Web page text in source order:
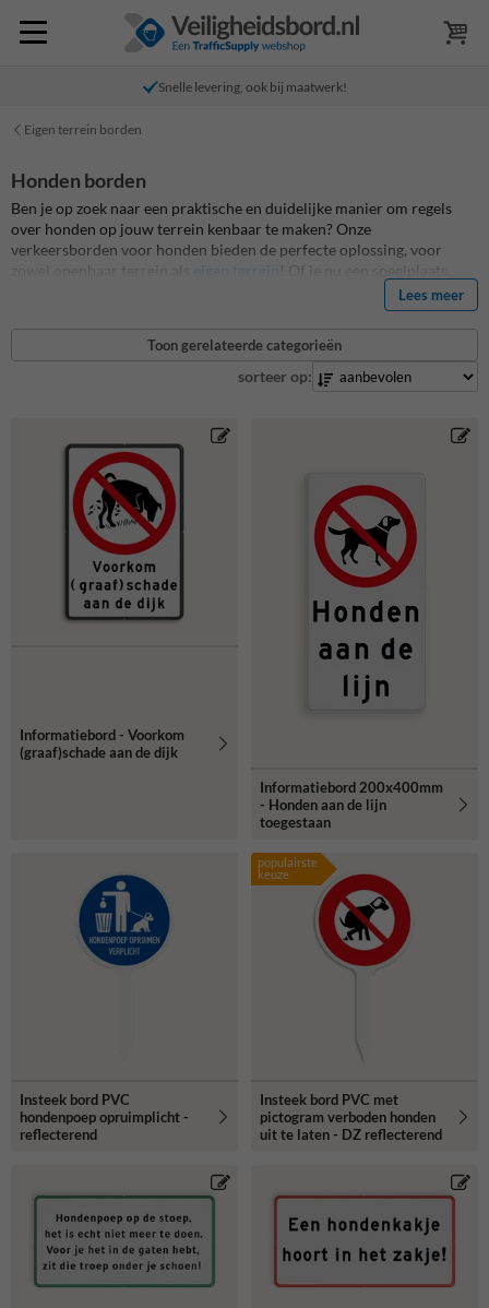
Snelle levering, ook bij maatwerk!
Eigen terrein borden
Honden borden
Ben je op zoek naar een praktische en duidelijke manier om regels
over honden op jouw terrein kenbaar te maken? Onze
verkeersborden voor honden bieden de perfecte oplossing, voor
zowel openbaar terrein als
eigen terrein
! Of je nu een speelplaats,
park, of bedrijfsterrein wilt beveiligen, deze borden zorgen ervoor
dat de regels voor iedereen duidelijk zijn. Bij ons kun je deze borden
niet alleen kopen, maar ook volledig personaliseren, zodat ze perfect
aansluiten bij jouw situatie. Onze honden borden zijn in de meeste
gevallen uitgevoerd als echt verkeersbord met dubbel omgezette
Lees meer
Toon gerelateerde categorieën
sorteer op:
Informatiebord - Voorkom
(graaf)schade aan de dijk
Informatiebord 200x400mm
- Honden aan de lijn
toegestaan
Insteek bord PVC
hondenpoep opruimplicht -
reflecterend
populairste
keuze
Insteek bord PVC met
pictogram verboden honden
uit te laten - DZ reflecterend